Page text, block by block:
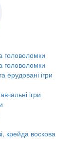
головоломки
головоломки
ерудовані ігри
ігри
крейда воскова